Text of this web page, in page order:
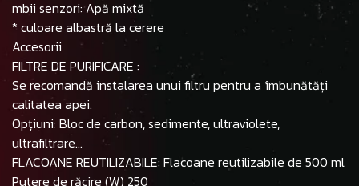
mbii senzori: Apă mixtă
* culoare albastră la cerere
Accesorii
FILTRE DE PURIFICARE :
Se recomandă instalarea unui filtru pentru a îmbunătăți
calitatea apei.
Opțiuni: Bloc de carbon, sedimente, ultraviolete,
ultrafiltrare...
FLACOANE REUTILIZABILE: Flacoane reutilizabile de 500 ml
Putere de răcire (W) 250